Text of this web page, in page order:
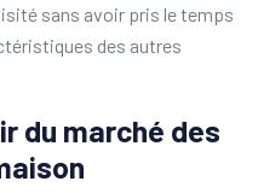
sans avoir pris le temps
des autres
du marché des